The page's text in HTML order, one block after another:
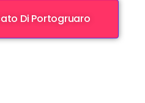
Di Portogruaro